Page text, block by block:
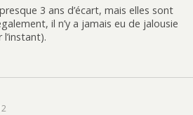
3 ans d’écart, mais elles sont
il n’y a jamais eu de jalousie